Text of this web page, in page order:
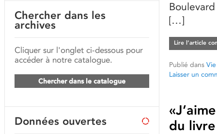
[…]
Lire l’article
Publié dans
Laisser un
du
Chercher dans les
archives
Cliquer sur l'onglet ci-dessous pour
accéder à notre catalogue.
Chercher dans le catalogue
Données ouvertes